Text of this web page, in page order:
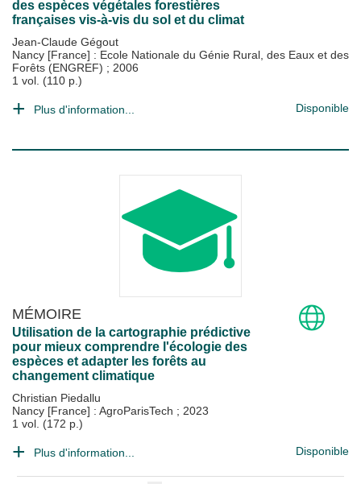
des espèces végétales forestières
françaises vis-à-vis du sol et du climat
Jean-Claude Gégout
Nancy [France] : Ecole Nationale du Génie Rural, des Eaux et des
Forêts (ENGREF) ; 2006
1 vol. (110 p.)
Plus d'information... Disponible
MÉMOIRE
Utilisation de la cartographie prédictive
pour mieux comprendre l'écologie des
espèces et adapter les forêts au
changement climatique
Christian Piedallu
Nancy [France] : AgroParisTech ; 2023
1 vol. (172 p.)
Plus d'information... Disponible